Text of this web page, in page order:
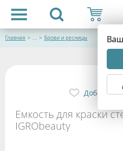
Главная > ... > Брови и ресницы
Емкость для краски
IGRObeauty
Добавить